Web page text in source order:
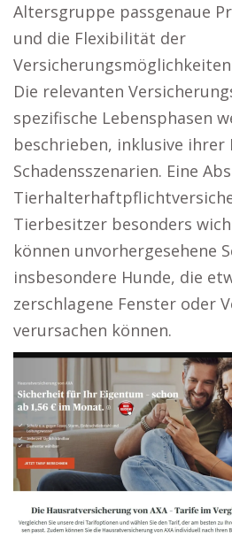
Altersgruppe passgenaue
und die Flexibilität der
Die relevanten
spezifische Lebensphasen
beschrieben, inklusive ihrer
Schadensszenarien. Eine
Tierbesitzer besonders
können unvorhergesehene
insbesondere Hunde, die
zerschlagene Fenster oder
verursachen können.